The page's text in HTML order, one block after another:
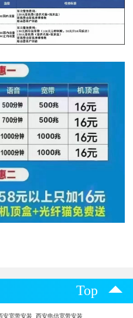
Top
安宽带安装 西安电信宽带安装